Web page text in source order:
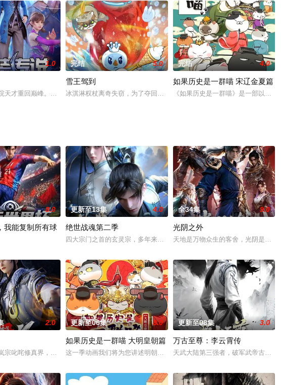
做什么？魔术师是什么人？禁忌之地和十字法相又是什么人？白光莹会解除心的链接吗？情公
1.0
天才重回巅峰。这一次，把三年失去的一切都拿回来！
完结 5.0
雪王驾到
冰淇淋权杖离奇失窃，为了夺回权杖拯救冰原大陆，雪王一路追击权杖
完结 4.0
如果历史是一群喵 宋辽金夏篇
《如果历史是一群喵》是一部以华
作将继承经典、结合潮流、呈现崭新的花仙子世界。
8.0
我能复制所有球
更新至13集 4.0
绝世战魂第二季
四大宗门之首的玄灵宗，多年来第一次来临水城选拔弟子，方秦两家围
全34集 9.0
光阴之外
天地是万物众生的客舍，光阴是古
自愿前去七玄门参加入门考核，最终被墨大夫收入门下。墨大夫一开始对韩立悉心培养、传授
2.0
宗叱咤修真界，宗内弟子皆是天骄，所向披靡。唯独开山弟子徐阳一直是炼气期，为突破修为
更新至06集 8.0
如果历史是一群喵 大明皇朝篇
这一季动画我们将为您讲述明朝前期的故事。明朝从元末乱世中浴火而
更新至08集 3.0
万古至尊：李云霄传
天武大陆第三强者，破军武帝古飞